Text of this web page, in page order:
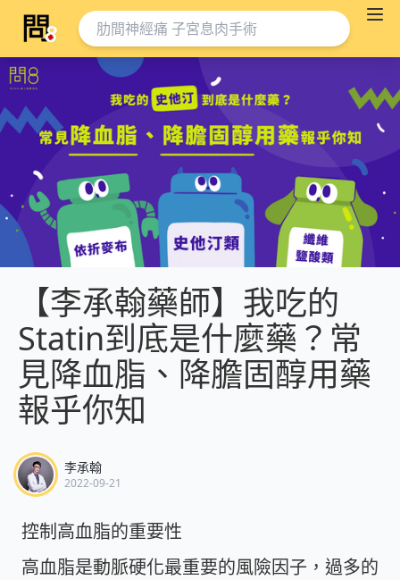
【李承翰藥師】我吃的
Statin到底是什麼藥？常
見降血脂、降膽固醇用藥
報乎你知
李承翰
2022-09-21
控制高血脂的重要性
高血脂是動脈硬化最重要的風險因子，過多的